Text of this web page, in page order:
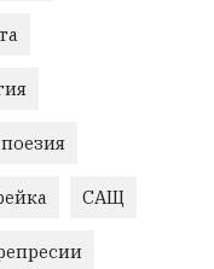
поезия
САЩ